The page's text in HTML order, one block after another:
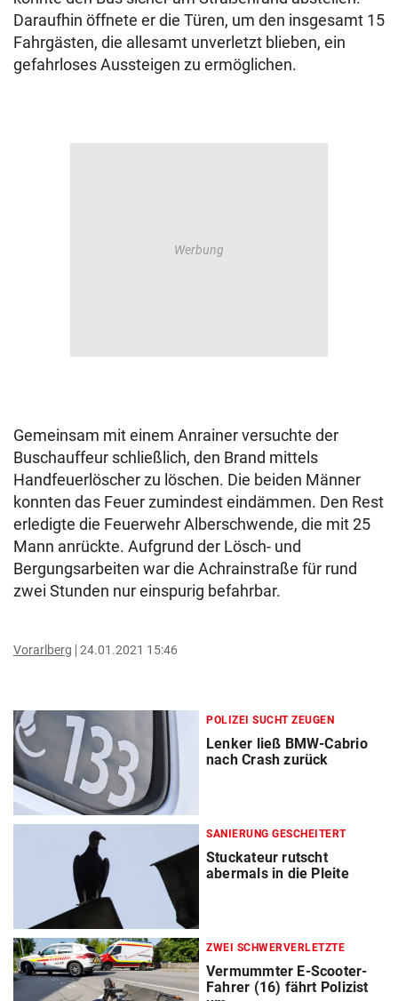
Daraufhin öffnete er die Türen, um den insgesamt 15
Fahrgästen, die allesamt unverletzt blieben, ein
gefahrloses Aussteigen zu ermöglichen.
Gemeinsam mit einem Anrainer versuchte der
Buschauffeur schließlich, den Brand mittels
Handfeuerlöscher zu löschen. Die beiden Männer
konnten das Feuer zumindest eindämmen. Den Rest
erledigte die Feuerwehr Alberschwende, die mit 25
Mann anrückte. Aufgrund der Lösch- und
Bergungsarbeiten war die Achrainstraße für rund
zwei Stunden nur einspurig befahrbar.
Vorarlberg 24.01.2021 15:46
POLIZEI SUCHT ZEUGEN
Lenker ließ BMW-Cabrio
nach Crash zurück
SANIERUNG GESCHEITERT
Stuckateur rutscht
abermals in die Pleite
ZWEI SCHWERVERLETZTE
Vermummter E-Scooter-
Fahrer (16) fährt Polizist